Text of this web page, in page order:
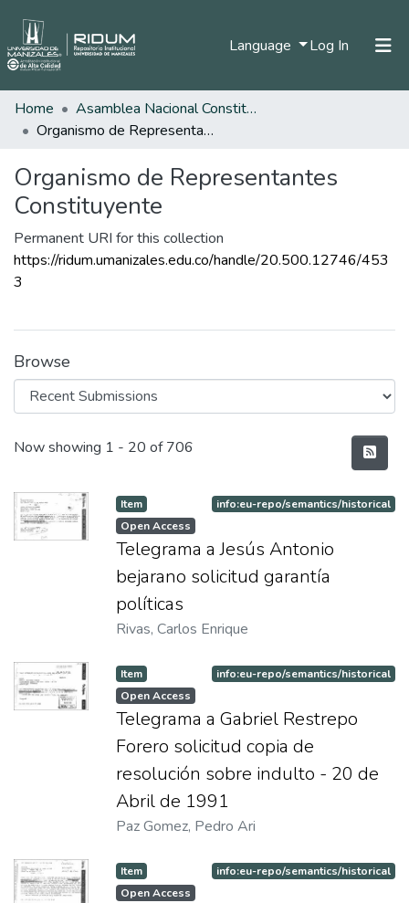
Language Log In (current)
All of DSpace
Home
Asamblea Nacional Constituyente
Organismo de Representantes Constituyente
Organismo de Representantes
Constituyente
Permanent URI for this collection
https://ridum.umanizales.edu.co/handle/20.500.12746/453
3
Browse
Recent Submissions
Now showing 1 - 20 of 706
Item
Open Access
info:eu-repo/semantics/historical
Telegrama a Jesús Antonio
bejarano solicitud garantía
políticas
Rivas, Carlos Enrique
Item
Open Access
info:eu-repo/semantics/historical
Telegrama a Gabriel Restrepo
Forero solicitud copia de
resolución sobre indulto - 20 de
Abril de 1991
Paz Gomez, Pedro Ari
Item
Open Access
info:eu-repo/semantics/historical